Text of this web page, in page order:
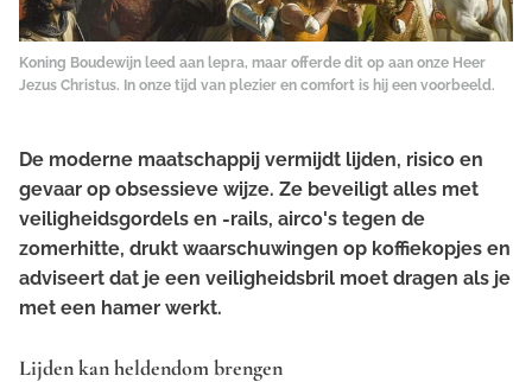
Koning Boudewijn leed aan lepra, maar offerde dit op aan onze Heer
Jezus Christus. In onze tijd van plezier en comfort is hij een voorbeeld.
De moderne maatschappij vermijdt lijden, risico en
gevaar op obsessieve wijze. Ze beveiligt alles met
veiligheidsgordels en -rails, airco's tegen de
zomerhitte, drukt waarschuwingen op koffiekopjes en
adviseert dat je een veiligheidsbril moet dragen als je
met een hamer werkt.
Lijden kan heldendom brengen